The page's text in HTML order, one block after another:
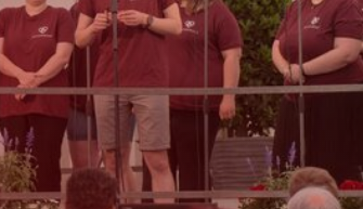
Ferienfreizeit Acapella Week - offen
für alle
09:00 Uhr
Zum Workshop